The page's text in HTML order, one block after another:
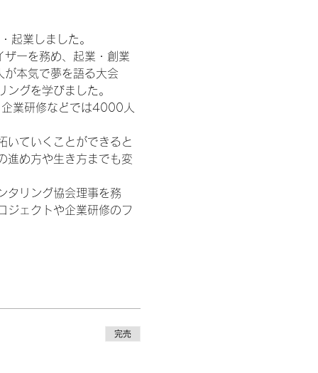
起業しました。
ーを務め、起業・創業
本気で夢を語る大会
グを学びました。
業研修などでは4000人
いていくことができると
進め方や生き方までも変
タリング協会理事を務
ジェクトや企業研修のフ
完売